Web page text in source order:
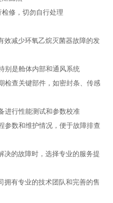
修，切勿自行处理
效减少环氧乙烷灭菌器故障的发
别是舱体内部和通风系统
检查关键部件，如密封条、传感
进行性能测试和参数校准
参数和维护情况，便于故障排查
决的故障时，选择专业的服务提
拥有专业的技术团队和完善的售